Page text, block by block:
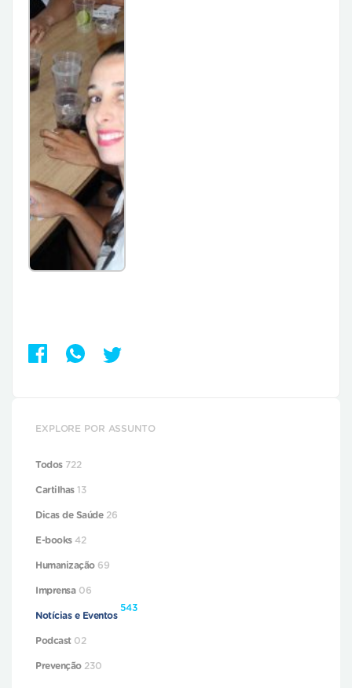
EXPLORE POR ASSUNTO
Todos 722
Cartilhas13
Dicas de Saúde 26
E-books 42
Humanização 69
Imprensa 06
Notícias e Eventos
543
Podcast 02
Prevenção 230